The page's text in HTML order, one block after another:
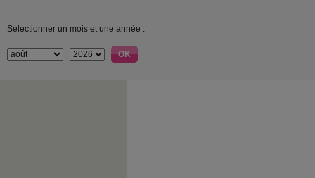
Sélectionner un mois et une année :